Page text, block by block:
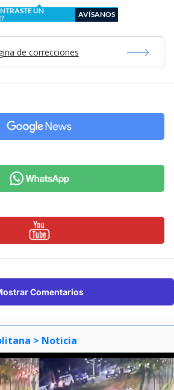
UN
AVÍSANOS
de correcciones
Comentarios
> Noticia